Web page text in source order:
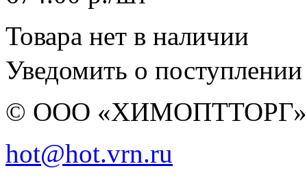
Товара нет в наличии
Уведомить о поступлении
© ООО
hot@hot.vrn.ru